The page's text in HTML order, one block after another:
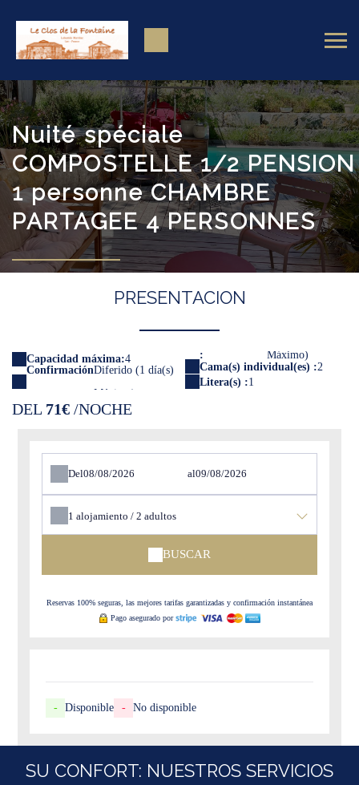
Nuité spéciale
COMPOSTELLE 1/2 PENSION
1 personne CHAMBRE
PARTAGEE 4 PERSONNES
PRESENTACION
Capacidad máxima:4
Confirmación
:
Diferido (1 día(s)
Máximo)
Cama(s) individual(es) :2
Litera(s) :1
DEL 71€ /NOCHE
Del al
1alojamiento /2adultos
BUSCAR
Reservas 100% seguras, las mejores tarifas garantizadas y confirmación instantánea
Pago asegurado por
- Disponible - No disponible
SU CONFORT: NUESTROS SERVICIOS